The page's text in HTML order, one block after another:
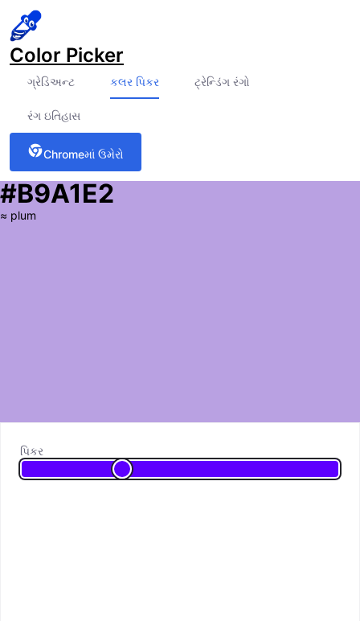
Color Picker
ગ્રેડિઅન્ટ કલર પિકર ટ્રેન્ડિંગ રંગો
રંગ ઇતિહાસ
Chromeમાં ઉમેરો
#B9A1E2
≈ plum
પિકર